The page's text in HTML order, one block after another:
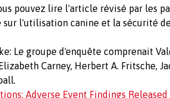
pouvez lire l'article révisé par les
sur l'utilisation canine et la sécurité
Le groupe d'enquête comprenait
Carney, Herbert A. Fritsche,
Adverse Event Findings